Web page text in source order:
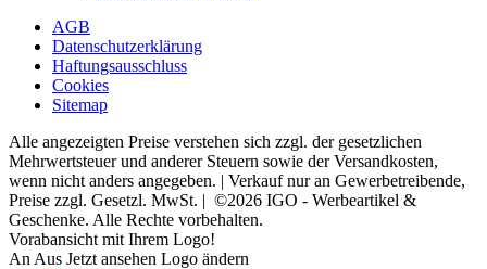
AGB
Datenschutzerklärung
Haftungsausschluss
Cookies
Sitemap
Alle angezeigten Preise verstehen sich zzgl. der gesetzlichen
Mehrwertsteuer und anderer Steuern sowie der Versandkosten,
wenn nicht anders angegeben. | Verkauf nur an Gewerbetreibende,
Preise zzgl. Gesetzl. MwSt. | ©2026 IGO - Werbeartikel &
Geschenke. Alle Rechte vorbehalten.
Vorabansicht mit Ihrem Logo!
An Aus Jetzt ansehen Logo ändern